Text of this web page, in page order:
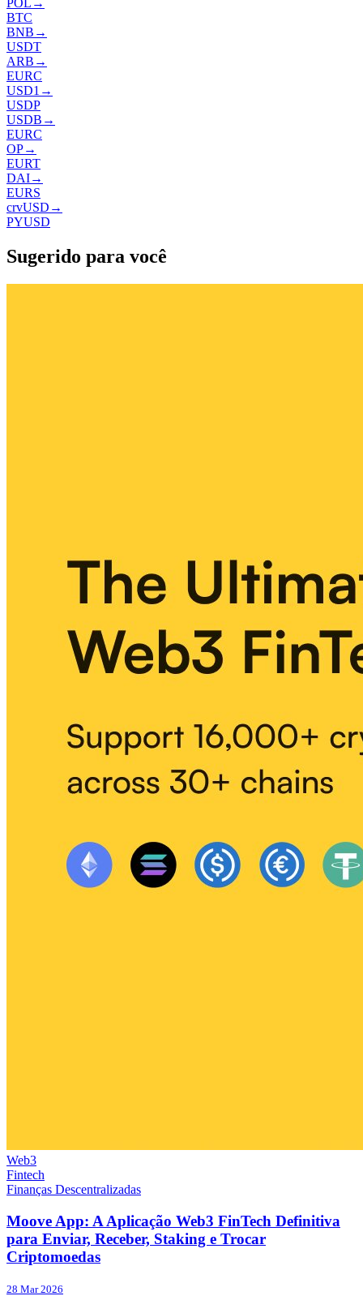
POL →
BTC
BNB →
USDT
ARB →
EURC
USD1 →
USDP
USDB →
EURC
OP→
EURT
DAI→
EURS
crvUSD →
PYUSD
Sugerido para você
Web3
Fintech
Finanças Descentralizadas
Moove App: A Aplicação Web3 FinTech Definitiva
para Enviar, Receber, Staking e Trocar
Criptomoedas
28 Mar 2026